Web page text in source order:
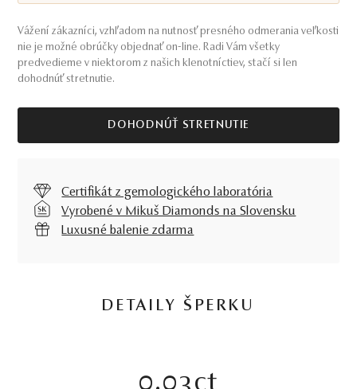
Vážení zákazníci, vzhľadom na nutnosť presného odmerania veľkosti
nie je možné obrúčky objednať on-line. Radi Vám všetky
predvedieme v niektorom z našich klenotníctiev, stačí si len
dohodnúť stretnutie.
DOHODNÚŤ STRETNUTIE
Certifikát z gemologického laboratória
Vyrobené v Mikuš Diamonds na Slovensku
Luxusné balenie zdarma
DETAILY ŠPERKU